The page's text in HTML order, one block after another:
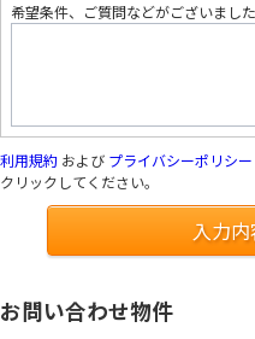
希望条件、ご質問などがございまし
利用規約 および プライバシーポリシー
クリックしてください。
入力
お問い合わせ物件